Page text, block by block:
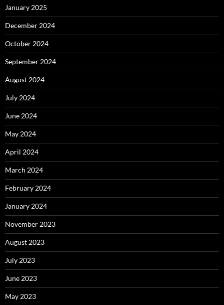
January 2025
December 2024
October 2024
September 2024
August 2024
July 2024
June 2024
May 2024
April 2024
March 2024
February 2024
January 2024
November 2023
August 2023
July 2023
June 2023
May 2023